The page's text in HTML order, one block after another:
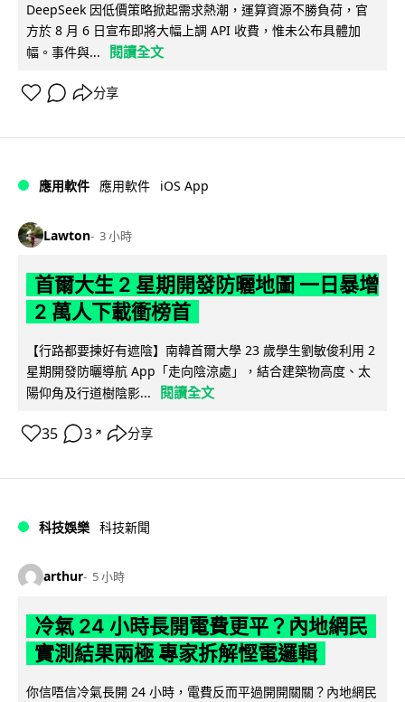
DeepSeek 因低價策略掀起需求熱潮，運算資源不勝負荷，官
方於 8 月 6 日宣布即將大幅上調 API 收費，惟未公布具體加
幅。事件與...
閱讀全文
分享
應用軟件 應用軟件 iOS App
Lawton 3 小時
首爾大生 2 星期開發防曬地圖 一日暴增
2 萬人下載衝榜首
【行路都要揀好有遮陰】南韓首爾大學 23 歲學生劉敏俊利用 2
星期開發防曬導航 App「走向陰涼處」，結合建築物高度、太
陽仰角及行道樹陰影...
閱讀全文
35 3 ↗ 分享
科技娛樂 科技新聞
arthur 5 小時
冷氣 24 小時長開電費更平？內地網民
實測結果兩極 專家拆解慳電邏輯
你信唔信冷氣長開 24 小時，電費反而平過開開關關？內地網民